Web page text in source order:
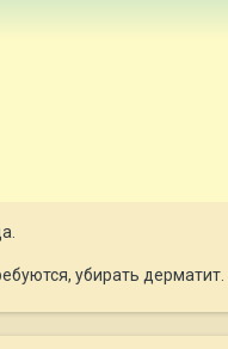
убирать дерматит.